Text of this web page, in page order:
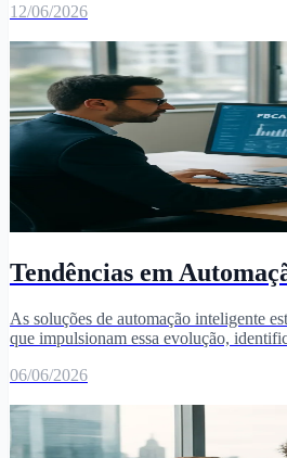
12/06/2026
Tendências em
As soluções de automação inteligente
que impulsionam essa evolução,
06/06/2026